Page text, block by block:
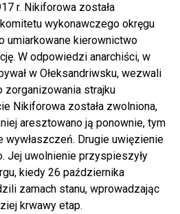
r. Nikiforowa została
wykonawczego okręgu
umiarkowane kierownictwo
W odpowiedzi anarchiści, w
w Ołeksandriwsku, wezwali
strajku
Nikiforowa została zwolniona,
aresztowano ją ponownie, tym
wywłaszczeń. Drugie uwięzienie
Jej uwolnienie przyspieszyły
kiedy 26 października
zamach stanu, wprowadzając
krwawy etap.